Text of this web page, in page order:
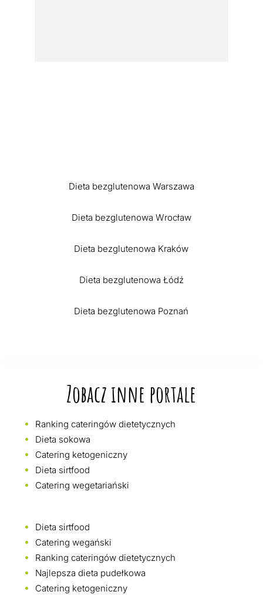
Dieta bezglutenowa Warszawa
Dieta bezglutenowa Wrocław
Dieta bezglutenowa Kraków
Dieta bezglutenowa Łódź
Dieta bezglutenowa Poznań
Zobacz inne portale
Ranking cateringów dietetycznych
Dieta sokowa
Catering ketogeniczny
Dieta sirtfood
Catering wegetariański
Dieta sirtfood
Catering wegański
Ranking cateringów dietetycznych
Najlepsza dieta pudełkowa
Catering ketogeniczny